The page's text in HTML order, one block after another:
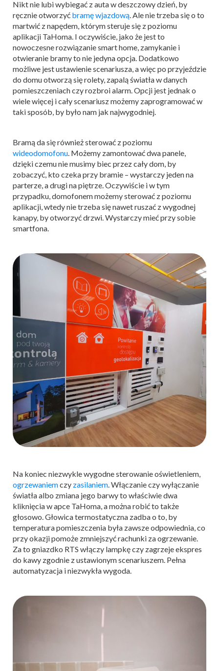
Nikt nie lubi wybiegać z auta w deszczowy dzień, by
ręcznie otworzyć bramę wjazdową. Ale nie trzeba się o to
martwić z napędem, którym steruje się z poziomu
aplikacji TaHoma. I oczywiście, jako że jest to
nowoczesne rozwiązanie smart home, zamykanie i
otwieranie bramy to nie jedyna opcja. Dodatkowo
możliwe jest ustawienie scenariusza, a więc po przyjeździe
do domu otworzą się rolety, zapalą światła w danych
pomieszczeniach czy rozbroi alarm. Opcji jest jednak o
wiele więcej i cały scenariusz możemy zaprogramować w
taki sposób, by było nam jak najwygodniej.
Bramą da się również sterować z poziomu
wideodomofonu. Możemy zamontować dwa panele,
dzięki czemu nie musimy biec przez cały dom, by
zobaczyć, kto czeka przy bramie – wystarczy jeden na
parterze, a drugi na piętrze. Oczywiście i w tym
przypadku, domofonem możemy sterować z poziomu
aplikacji, wtedy nie trzeba się nawet ruszać z wygodnej
kanapy, by otworzyć drzwi. Wystarczy mieć przy sobie
smartfona.
Na koniec niezwykle wygodne sterowanie oświetleniem,
ogrzewaniemczy zasilaniem. Włączanie czy wyłączanie
światła albo zmiana jego barwy to właściwie dwa
kliknięcia w apce TaHoma, a można robić to także
głosowo. Głowica termostatyczna zadba o to, by
temperatura pomieszczenia była zawsze odpowiednia, co
przy okazji pomoże zmniejszyć rachunki za ogrzewanie.
Za to gniazdko RTS włączy lampkę czy zagrzeje ekspres
do kawy zgodnie z ustawionym scenariuszem. Pełna
automatyzacja i niezwykła wygoda.